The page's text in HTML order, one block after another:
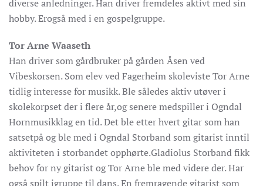
diverse anledninger. Han driver fremdeles aktivt med sin
hobby. Erogså med i en gospelgruppe.
Tor Arne Waaseth
Han driver som gårdbruker på gården Åsen ved
Vibeskorsen. Som elev ved Fagerheim skoleviste Tor Arne
tidlig interesse for musikk. Ble således aktiv utøver i
skolekorpset der i flere år,og senere medspiller i Ogndal
Hornmusikklag en tid. Det ble etter hvert gitar som han
satsetpå og ble med i Ogndal Storband som gitarist inntil
aktiviteten i storbandet opphørte.Gladiolus Storband fikk
behov for ny gitarist og Tor Arne ble med videre der. Har
også spilt igruppe til dans. En fremragende gitarist som